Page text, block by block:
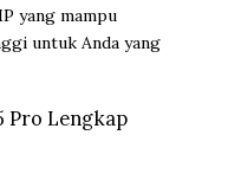
yang mampu
untuk Anda yang
Pro Lengkap